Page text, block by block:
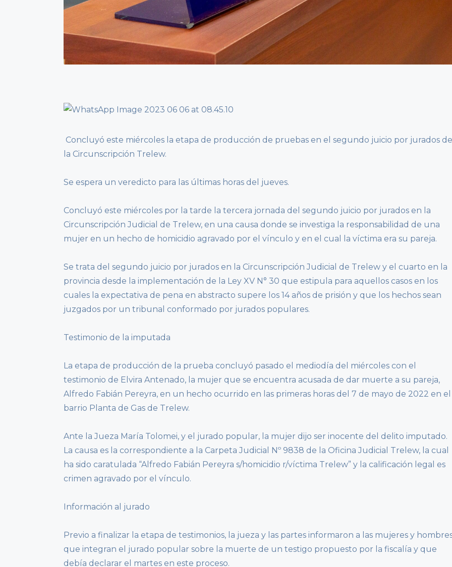
Concluyó este miércoles la etapa de producción de pruebas en el segundo juicio por jurados de
la Circunscripción Trelew.
Se espera un veredicto para las últimas horas del jueves.
Concluyó este miércoles por la tarde la tercera jornada del segundo juicio por jurados en la
Circunscripción Judicial de Trelew, en una causa donde se investiga la responsabilidad de una
mujer en un hecho de homicidio agravado por el vínculo y en el cual la víctima era su pareja.
Se trata del segundo juicio por jurados en la Circunscripción Judicial de Trelew y el cuarto en la
provincia desde la implementación de la Ley XV N° 30 que estipula para aquellos casos en los
cuales la expectativa de pena en abstracto supere los 14 años de prisión y que los hechos sean
juzgados por un tribunal conformado por jurados populares.
Testimonio de la imputada
La etapa de producción de la prueba concluyó pasado el mediodía del miércoles con el
testimonio de Elvira Antenado, la mujer que se encuentra acusada de dar muerte a su pareja,
Alfredo Fabián Pereyra, en un hecho ocurrido en las primeras horas del 7 de mayo de 2022 en el
barrio Planta de Gas de Trelew.
Ante la Jueza María Tolomei, y el jurado popular, la mujer dijo ser inocente del delito imputado.
La causa es la correspondiente a la Carpeta Judicial Nº 9838 de la Oficina Judicial Trelew, la cual
ha sido caratulada “Alfredo Fabián Pereyra s/homicidio r/víctima Trelew” y la calificación legal es
crimen agravado por el vínculo.
Información al jurado
Previo a finalizar la etapa de testimonios, la jueza y las partes informaron a las mujeres y
que integran el jurado popular sobre la muerte de un testigo propuesto por la fiscalía y que
debía declarar el martes en este proceso.